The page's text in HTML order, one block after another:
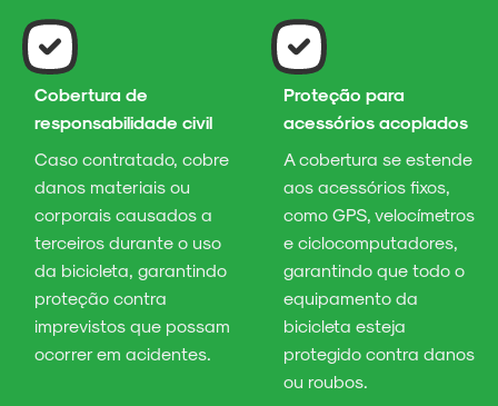
Cobertura de
responsabilidade civil
Caso contratado, cobre
danos materiais ou
corporais causados a
terceiros durante o uso
da bicicleta, garantindo
proteção contra
imprevistos que possam
ocorrer em acidentes.
Proteção para
acessórios acoplados
A cobertura se estende
aos acessórios fixos,
como GPS, velocímetros
e ciclocomputadores,
garantindo que todo o
equipamento da
bicicleta esteja
protegido contra danos
ou roubos.